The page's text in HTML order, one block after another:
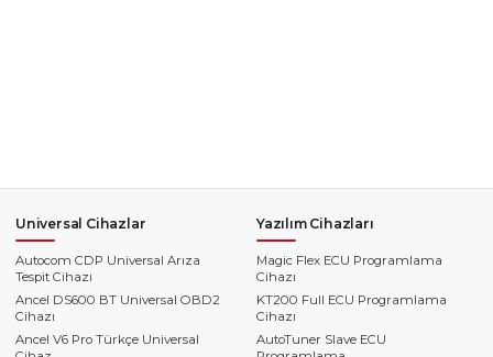
Universal Cihazlar
Autocom CDP Universal Arıza
Tespit Cihazı
Ancel DS600 BT Universal OBD2
Cihazı
Ancel V6 Pro Türkçe Universal
Yazılım Cihazları
Magic Flex ECU Programlama
Cihazı
KT200 Full ECU Programlama
Cihazı
AutoTuner Slave ECU